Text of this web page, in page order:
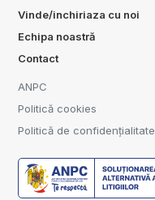
Vinde/inchiriaza cu noi
Echipa noastră
Contact
ANPC
Politică cookies
Politică de confidențialitate